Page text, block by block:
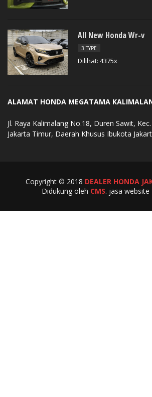
All New Honda Wr-v
3 TYPE
Dilihat: 4375x
ALAMAT HONDA MEGATAMA
Jl. Raya Kalimalang No.18, Duren Sawit,
Jakarta Timur, Daerah Khusus Ibukota
Copyright © 2018 DEALER HONDA
Didukung oleh CMS. jasa website